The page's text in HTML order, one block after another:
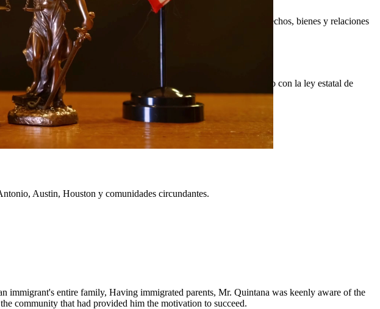
representación compasiva pero agresiva para proteger sus derechos, bienes y relaciones
con dignidad.
y sus familias. Entender las consideraciones legales militares junto con la ley estatal de
military communities
Austin, Houston y comunidades circundantes.
entire family, Having immigrated parents, Mr. Quintana was keenly aware of the
community that had provided him the motivation to succeed.